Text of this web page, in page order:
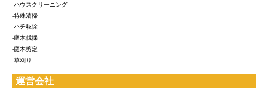
-ハウスクリーニング
-特殊清掃
-ハチ駆除
-庭木伐採
-庭木剪定
-草刈り
運営会社